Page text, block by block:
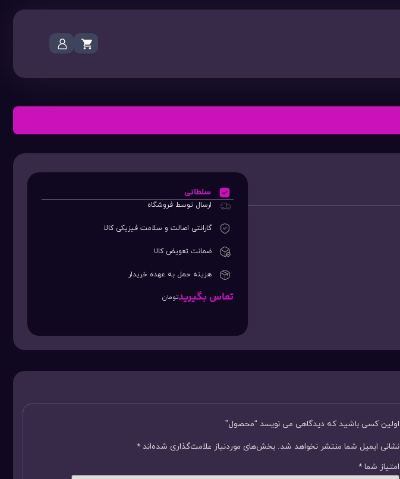
سلطانی
ارسال توسط فروشگاه
گارانتی اصالت و سلامت فیزیکی کالا
ضمانت تعویض کالا
هزینه حمل به عهده خریدار
تماس بگیریدتومان
اولین کسی باشید که دیدگاهی می نویسد “محصول”
نشانی ایمیل شما منتشر نخواهد شد. بخش‌های موردنیاز علامت‌گذاری شده‌اند *
امتیاز شما *